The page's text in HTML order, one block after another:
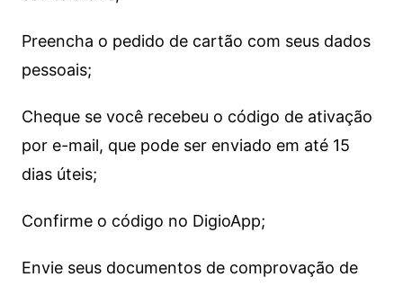
Preencha o pedido de cartão com seus dados
pessoais;
Cheque se você recebeu o código de ativação
por e-mail, que pode ser enviado em até 15
dias úteis;
Confirme o código no DigioApp;
Envie seus documentos de comprovação de